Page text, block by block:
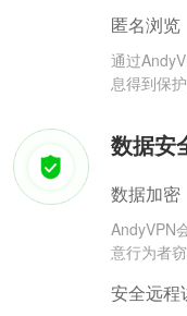
匿名浏览
通过
息得到保护
数据安
数据加密
AndyVPN
意行为者窃
安全远程